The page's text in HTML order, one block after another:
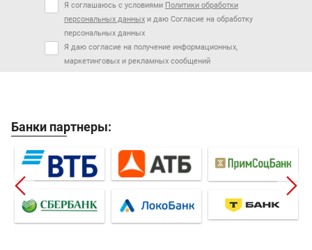
Я соглашаюсь с условиями Политики обработки
персональных данных и даю Согласие на обработку
персональных данных
Я даю согласие на получение информационных,
маркетинговых и рекламных сообщений
Банки партнеры: